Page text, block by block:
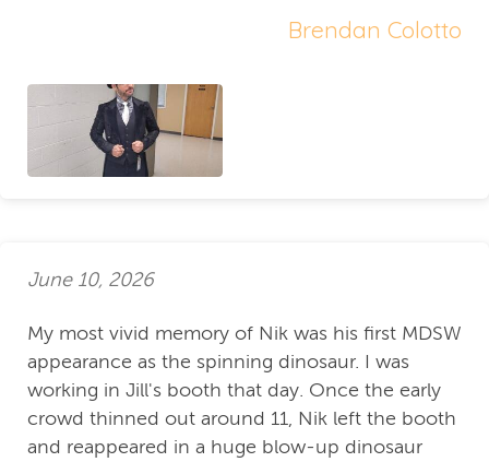
Brendan Colotto
June 10, 2026
My most vivid memory of Nik was his first MDSW
appearance as the spinning dinosaur. I was
working in Jill's booth that day. Once the early
crowd thinned out around 11, Nik left the booth
and reappeared in a huge blow-up dinosaur